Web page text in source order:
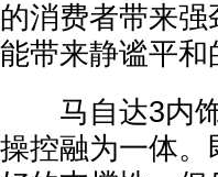
的消费者带来
能带来静谧平和
马自达3内饰
操控融为一体